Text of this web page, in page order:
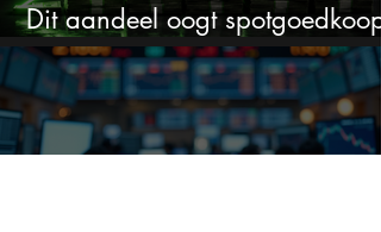
Dit aandeel oogt spotgoedkoop
voor hoeveel het kan stijgen